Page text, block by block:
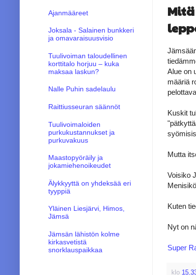
Alue on
määriä
Kuskit
Mutta
Voisiko
Kuten
Nyt on
Super
klo
Ajanmääreet
Joksala - Salainen bunkkeri
ja omavaraisuusvisio
Tuulivoiman taloudellinen
korttitalo horjuu – kuka
maksaa laskun?
Nalle Puhin sadelaulu
Raittiusseuran säännöt
Tuulivoimaloiden
purkukustannukset ja
purkuvakuus
Maastopyöräily ja
jokamiehenoikeudet
Älykkyyttä on yhdeksää eri
tyyppiä
Yläinen Liesjärvi, Himos,
Jämsä
Jämsän lähistön kolme
kirkasvetistä
snorklauspaikkaa